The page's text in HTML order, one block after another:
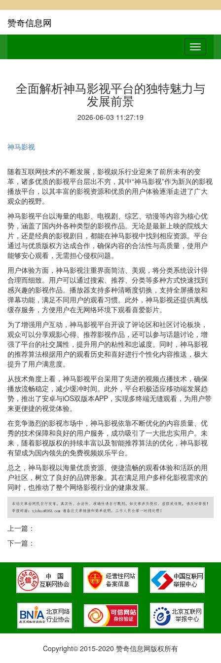
赞奇信息网
全面解析神马影视平台的独特魅力与
发展前景
2026-06-03 11:27:19
神马影视
随着互联网技术的不断发展，影视娱乐行业迎来了前所未有的变
革，诸多优质的影视平台层出不穷，其中“神马影视”作为新兴的影视
播放平台，以其丰富的影视资源和优质的用户体验逐渐走进了广大
观众的视野。
神马影视平台以海量的电影、电视剧、综艺、动漫等内容为核心优
势，涵盖了国内外各种类型的影视作品。无论是最新上映的院线大
片，还是经典的影视剧目，都能在神马影视中找到相应资源。平台
通过与优质版权方达成合作，确保内容的合法性与高质量，使用户
能够安心观看，无需担心侵权问题。
用户体验方面，神马影视注重界面简洁、美观，将分类系统设计得
合理而细致。用户可以通过搜索、推荐、分类等多种方式快速找到
感兴趣的影视作品。播放器支持多种清晰度切换，支持全屏播放和
弹幕功能，满足不同用户的观看习惯。此外，神马影视还提供离线
缓存服务，方便用户在无网络环境下观看喜爱影片。
为了增强用户互动，神马影视平台开设了评论区和社区讨论板块，
观众可以分享观影心得、推荐影视作品，还可以参与话题讨论，增
强了平台的社交属性，提升用户的粘性和忠诚度。同时，神马影视
的推荐算法根据用户的观看历史和喜好进行个性化内容推送，极大
提升了用户满意度。
从技术角度上看，神马影视平台采用了先进的视频点播技术，确保
播放流畅稳定，减少缓冲时间。此外，平台积极适应移动端发展趋
势，推出了安卓与iOS双版本APP，实现多终端无缝观看，为用户带
来更便捷的视觉体验。
在竞争激烈的影视市场中，神马影视依靠不断优化的内容质量、优
秀的技术保障和良好的用户服务，成功吸引了一大批忠实用户。未
来，随着影视版权的持续丰富以及智能推荐算法的优化，神马影视
有望成为国内领先的免费视频娱乐平台。
总之，神马影视以海量优质资源、便捷流畅的观看体验和活跃的用
户社区，树立了良好的品牌形象。其在满足用户多样化影视需求的
同时，也推动了整个网络影视行业的健康发展。
上一篇：
下一篇：
Copyright© 2015-2020 赞奇信息网版权所有